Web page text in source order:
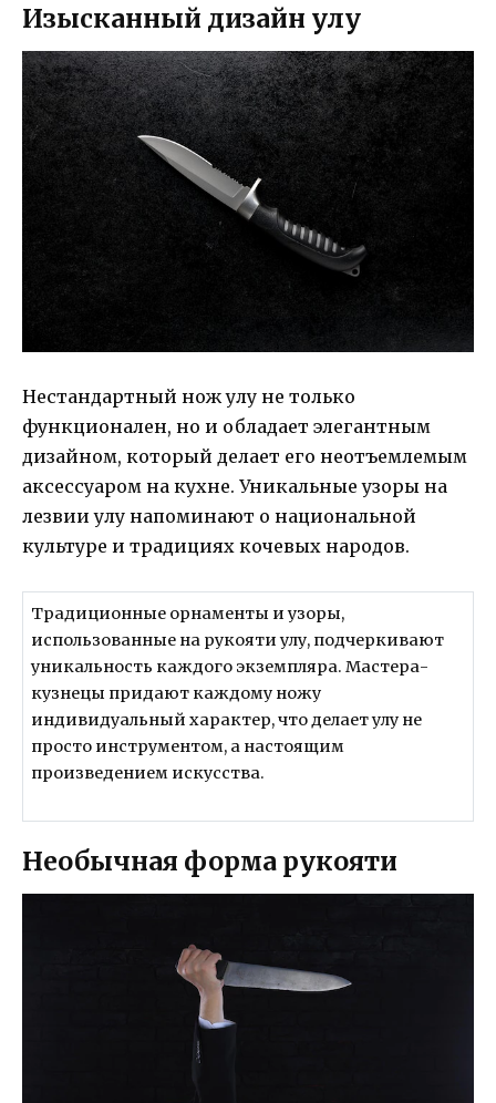
Изысканный дизайн улу
Нестандартный нож улу не только
функционален, но и обладает элегантным
дизайном, который делает его неотъемлемым
аксессуаром на кухне. Уникальные узоры на
лезвии улу напоминают о национальной
культуре и традициях кочевых народов.
Традиционные орнаменты и узоры,
использованные на рукояти улу, подчеркивают
уникальность каждого экземпляра. Мастера-
кузнецы придают каждому ножу
индивидуальный характер, что делает улу не
просто инструментом, а настоящим
произведением искусства.
Необычная форма рукояти